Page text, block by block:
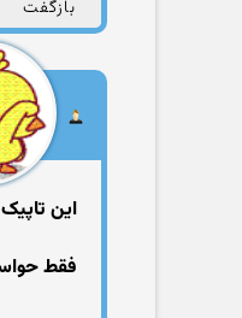
بازگفت
این
فقط